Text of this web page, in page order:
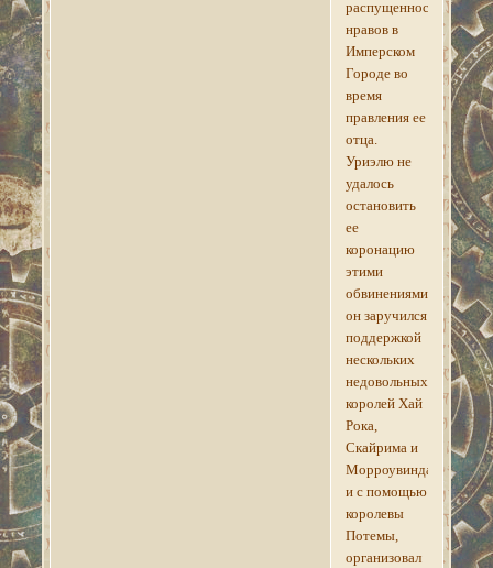
распущенность
нравов в
Имперском
Городе во
время
правления ее
отца.
Уриэлю не
удалось
остановить
ее
коронацию
этими
обвинениями,
он заручился
поддержкой
нескольких
недовольных
королей Хай
Рока,
Скайрима и
Морроувинда,
и с помощью
королевы
Потемы,
организовал